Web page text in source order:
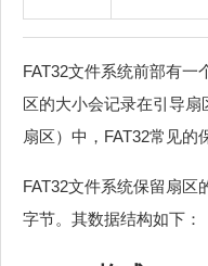
FAT32文件系统前部有一
区的大小会记录在引导
扇区）中，FAT32常见的
FAT32文件系统保留扇区
字节。其数据结构如下：